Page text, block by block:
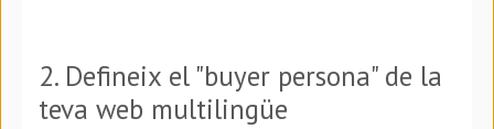
2. Defineix el "buyer persona" de la
teva web multilingüe